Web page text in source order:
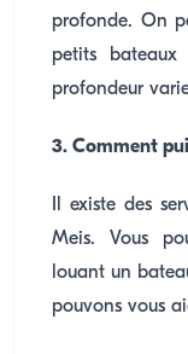
profonde. On
petits
profondeur
3. Comment
Il existe des
Meis. Vous
louant un
pouvons vous